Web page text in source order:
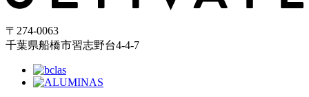
〒274-0063
千葉県船橋市習志野台4-4-7